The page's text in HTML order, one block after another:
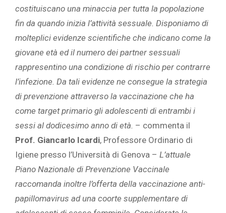
costituiscano una minaccia per tutta la popolazione
fin da quando inizia l’attività sessuale. Disponiamo di
molteplici evidenze scientifiche che indicano come la
giovane età ed il numero dei partner sessuali
rappresentino una condizione di rischio per contrarre
l’infezione. Da tali evidenze ne consegue la strategia
di prevenzione attraverso la vaccinazione che ha
come target primario gli adolescenti di entrambi i
sessi al dodicesimo anno di età. – commenta il
Prof. Giancarlo Icardi, Professore Ordinario di
Igiene presso l’Università di Genova – L’attuale
Piano Nazionale di Prevenzione Vaccinale
raccomanda inoltre l’offerta della vaccinazione anti-
papillomavirus ad una coorte supplementare di